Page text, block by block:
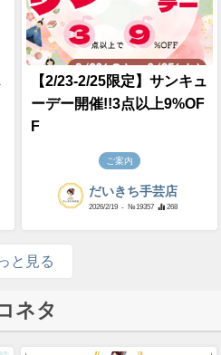
【2/23-2/25限定】サンキュ
ーデー開催!!3点以上9%OF
F
ご案内
だいきち手芸店
2026/2/19 - №19357 268
と見る
ネタ